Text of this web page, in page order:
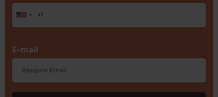
E-mail